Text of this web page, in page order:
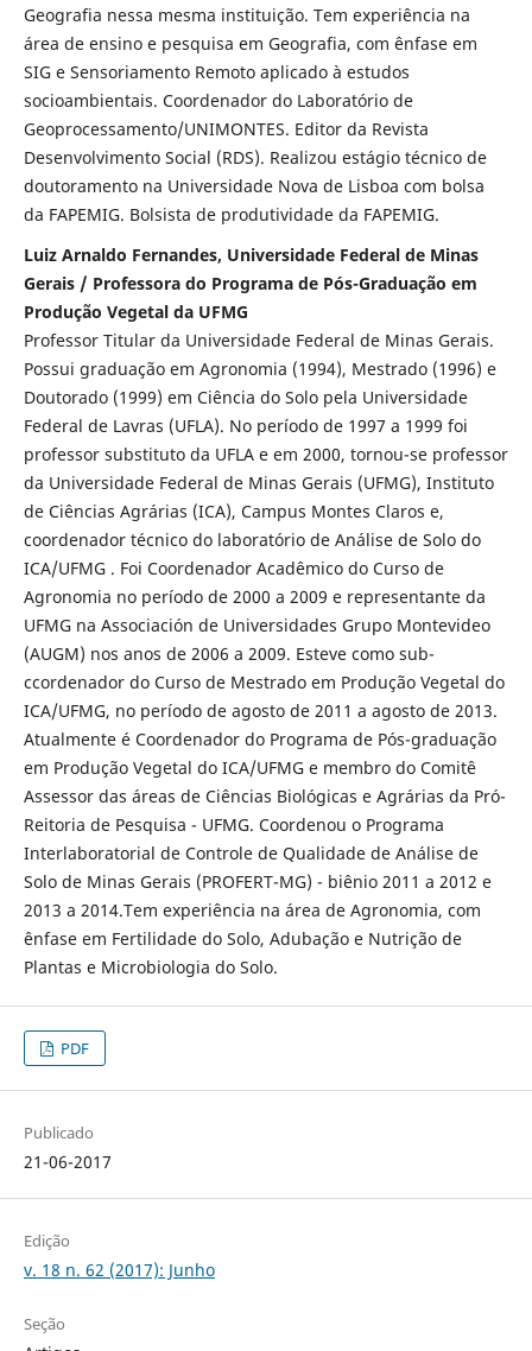
Geografia nessa mesma instituição. Tem experiência na
área de ensino e pesquisa em Geografia, com ênfase em
SIG e Sensoriamento Remoto aplicado à estudos
socioambientais. Coordenador do Laboratório de
Geoprocessamento/UNIMONTES. Editor da Revista
Desenvolvimento Social (RDS). Realizou estágio técnico de
doutoramento na Universidade Nova de Lisboa com bolsa
da FAPEMIG. Bolsista de produtividade da FAPEMIG.
Luiz Arnaldo Fernandes, Universidade Federal de Minas
Gerais / Professora do Programa de Pós-Graduação em
Produção Vegetal da UFMG
Professor Titular da Universidade Federal de Minas Gerais.
Possui graduação em Agronomia (1994), Mestrado (1996) e
Doutorado (1999) em Ciência do Solo pela Universidade
Federal de Lavras (UFLA). No período de 1997 a 1999 foi
professor substituto da UFLA e em 2000, tornou-se professor
da Universidade Federal de Minas Gerais (UFMG), Instituto
de Ciências Agrárias (ICA), Campus Montes Claros e,
coordenador técnico do laboratório de Análise de Solo do
ICA/UFMG . Foi Coordenador Acadêmico do Curso de
Agronomia no período de 2000 a 2009 e representante da
UFMG na Associación de Universidades Grupo Montevideo
(AUGM) nos anos de 2006 a 2009. Esteve como sub-
ccordenador do Curso de Mestrado em Produção Vegetal do
ICA/UFMG, no período de agosto de 2011 a agosto de 2013.
Atualmente é Coordenador do Programa de Pós-graduação
em Produção Vegetal do ICA/UFMG e membro do Comitê
Assessor das áreas de Ciências Biológicas e Agrárias da Pró-
Reitoria de Pesquisa - UFMG. Coordenou o Programa
Interlaboratorial de Controle de Qualidade de Análise de
Solo de Minas Gerais (PROFERT-MG) - biênio 2011 a 2012 e
2013 a 2014.Tem experiência na área de Agronomia, com
ênfase em Fertilidade do Solo, Adubação e Nutrição de
Plantas e Microbiologia do Solo.
PDF
Publicado
21-06-2017
Edição
v. 18 n. 62 (2017): Junho
Seção